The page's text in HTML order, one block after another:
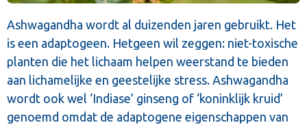
Ashwagandha wordt al duizenden jaren gebruikt. Het
is een adaptogeen. Hetgeen wil zeggen: niet-toxische
planten die het lichaam helpen weerstand te bieden
aan lichamelijke en geestelijke stress. Ashwagandha
wordt ook wel ‘Indiase’ ginseng of ‘koninklijk kruid’
genoemd omdat de adaptogene eigenschappen van